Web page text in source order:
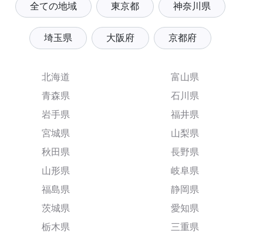
全ての地域 東京都 神奈川県
埼玉県 大阪府 京都府
北海道
青森県
岩手県
宮城県
秋田県
山形県
福島県
茨城県
栃木県
富山県
石川県
福井県
山梨県
長野県
岐阜県
静岡県
愛知県
三重県